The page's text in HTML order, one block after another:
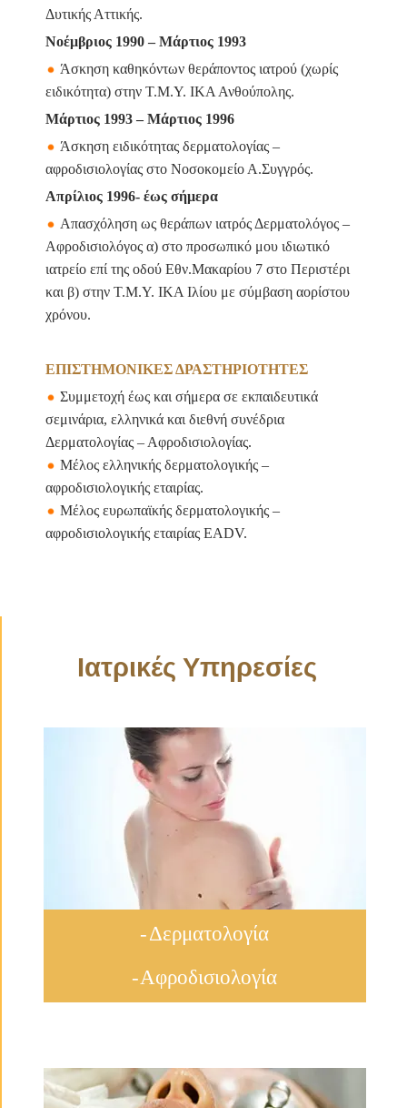
Δυτικής Αττικής.
Νοέμβριος 1990 – Μάρτιος 1993
Άσκηση καθηκόντων θεράποντος ιατρού (χωρίς
ειδικότητα) στην Τ.Μ.Υ. ΙΚΑ Ανθούπολης.
Μάρτιος 1993 – Μάρτιος 1996
Άσκηση ειδικότητας δερματολογίας –
αφροδισιολογίας στο Νοσοκομείο Α.Συγγρός.
Απρίλιος 1996- έως σήμερα
Απασχόληση ως θεράπων ιατρός Δερματολόγος –
Αφροδισιολόγος α) στο προσωπικό μου ιδιωτικό
ιατρείο επί της οδού Εθν.Μακαρίου 7 στο Περιστέρι
και β) στην Τ.Μ.Υ. ΙΚΑ Ιλίου με σύμβαση αορίστου
χρόνου.
ΕΠΙΣΤΗΜΟΝΙΚΕΣ ΔΡΑΣΤΗΡΙΟΤΗΤΕΣ
Συμμετοχή έως και σήμερα σε εκπαιδευτικά
σεμινάρια, ελληνικά και διεθνή συνέδρια
Δερματολογίας – Αφροδισιολογίας.
Μέλος ελληνικής δερματολογικής –
αφροδισιολογικής εταιρίας.
Μέλος ευρωπαϊκής δερματολογικής –
αφροδισιολογικής εταιρίας EADV.
Ιατρικές Υπηρεσίες
- Δερματολογία
- Αφροδισιολογία